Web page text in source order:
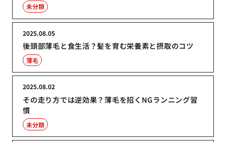
未分類
後頭部薄毛と食生活？髪を育む栄養素と摂取のコツ
2025.08.05
薄毛
その走り方では逆効果？薄毛を招くNGランニング習
慣
2025.08.02
未分類